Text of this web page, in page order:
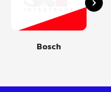
Bosch